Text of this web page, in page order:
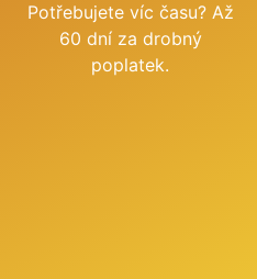
Potřebujete víc času? Až
60 dní za drobný
poplatek.